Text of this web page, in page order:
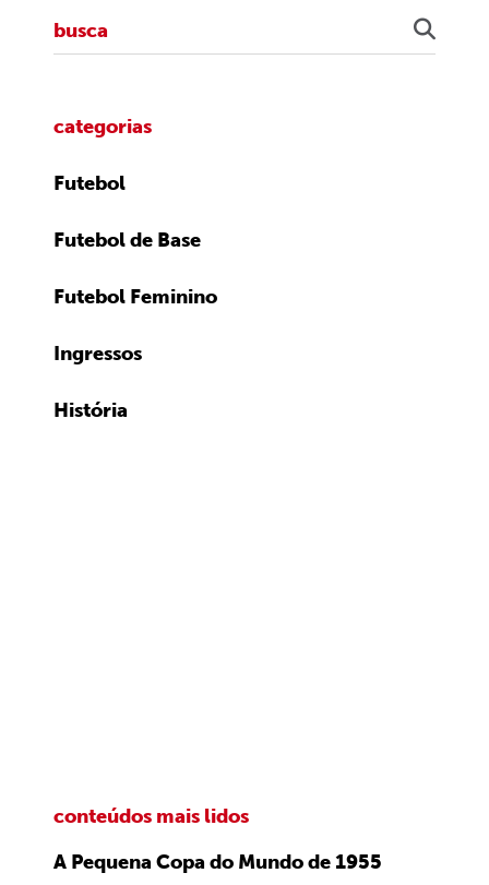
categorias
Futebol
Futebol de Base
Futebol Feminino
Ingressos
História
conteúdos mais lidos
A Pequena Copa do Mundo de 1955